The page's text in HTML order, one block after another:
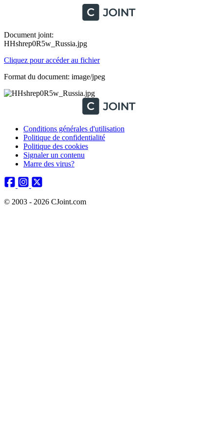
Document joint:
HHshrep0R5w_Russia.jpg
Cliquez pour accéder au fichier
Format du document: image/jpeg
Conditions générales d'utilisation
Politique de confidentialité
Politique des cookies
Signaler un contenu
Marre des virus?
© 2003 - 2026 CJoint.com